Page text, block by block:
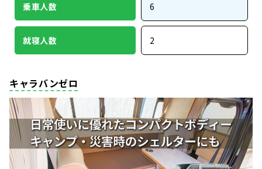
乗車人数 6
就寝人数 2
キャラバンゼロ